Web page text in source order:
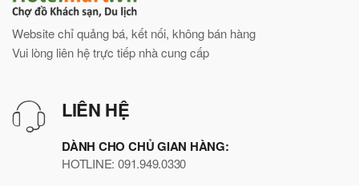
Website chỉ quảng bá, kết nối, không bán hàng
Vui lòng liên hệ trực tiếp nhà cung cấp
LIÊN HỆ
DÀNH CHO CHỦ GIAN HÀNG:
HOTLINE: 091.949.0330